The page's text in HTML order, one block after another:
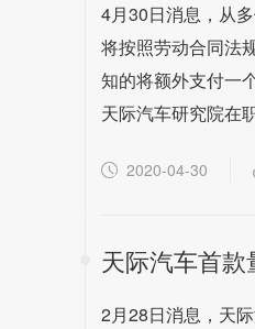
4月30日消息，从
将按照劳动合同法
知的将额外支付一
天际汽车研究院在
2020-04-30
天际汽车首
2月28日消息，天